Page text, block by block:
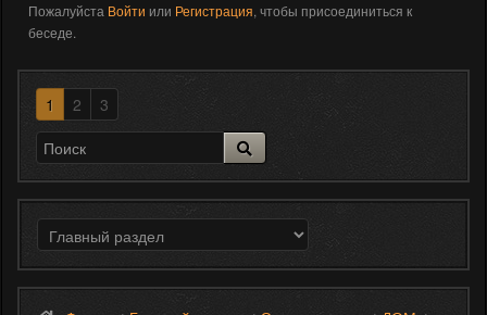
Пожалуйста Войти или Регистрация, чтобы присоединиться к
беседе.
1 2 3